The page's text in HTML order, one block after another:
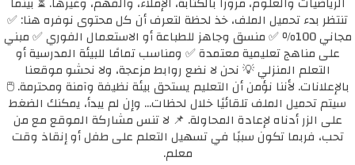
تنتظر بدء تحميل الملف، خذ لحظة لتعرف أن كل محتوى نوفره هنا: ✅
مجاني 100٪ ✅ منسق وجاهز للطباعة أو الاستعمال الفوري ✅ مبني
على مناهج تعليمية معتمدة ✅ ومناسب تمامًا للبيئة المدرسية أو
التعلم المنزلي 💡 نحن لا نضع روابط مزعجة، ولا نحشو موقعنا
بالإعلانات. لأننا نؤمن أن التعليم يستحق بيئة نظيفة وآمنة ومحترمة. 🖱️
سيتم تحميل الملف تلقائيًا خلال لحظات... وإن لم يبدأ، يمكنك الضغط
على الزر أدناه لإعادة المحاولة. 📌 لا تنس مشاركة الموقع مع من
تحب، فربما تكون سببًا في تسهيل التعلم على طفل أو إنقاذ وقت
معلم.